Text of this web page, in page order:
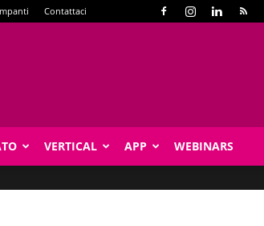
Contattaci
VERTICAL APP WEBINARS